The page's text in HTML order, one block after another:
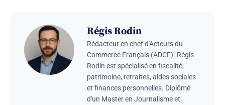
Régis Rodin
Rédacteur en chef d'Acteurs du
Commerce Français (ADCF). Régis
Rodin est spécialisé en fiscalité,
patrimoine, retraites, aides sociales
et finances personnelles. Diplômé
d'un Master en Journalisme et